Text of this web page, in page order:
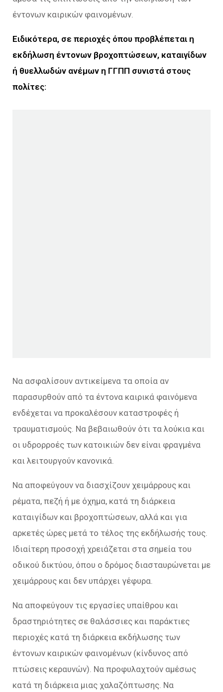
έντονων καιρικών φαινομένων.
Ειδικότερα, σε περιοχές όπου προβλέπεται η
εκδήλωση έντονων βροχοπτώσεων, καταιγίδων
ή θυελλωδών ανέμων η ΓΓΠΠ συνιστά στους
πολίτες:
Να ασφαλίσουν αντικείμενα τα οποία αν
παρασυρθούν από τα έντονα καιρικά φαινόμενα
ενδέχεται να προκαλέσουν καταστροφές ή
τραυματισμούς. Να βεβαιωθούν ότι τα λούκια και
οι υδρορροές των κατοικιών δεν είναι φραγμένα
και λειτουργούν κανονικά.
Να αποφεύγουν να διασχίζουν χειμάρρους και
ρέματα, πεζή ή με όχημα, κατά τη διάρκεια
καταιγίδων και βροχοπτώσεων, αλλά και για
αρκετές ώρες μετά το τέλος της εκδήλωσής τους.
Ιδιαίτερη προσοχή χρειάζεται στα σημεία του
οδικού δικτύου, όπου ο δρόμος διασταυρώνεται με
χειμάρρους και δεν υπάρχει γέφυρα.
Να αποφεύγουν τις εργασίες υπαίθρου και
δραστηριότητες σε θαλάσσιες και παράκτιες
περιοχές κατά τη διάρκεια εκδήλωσης των
έντονων καιρικών φαινομένων (κίνδυνος από
πτώσεις κεραυνών). Να προφυλαχτούν αμέσως
κατά τη διάρκεια μιας χαλαζόπτωσης. Να